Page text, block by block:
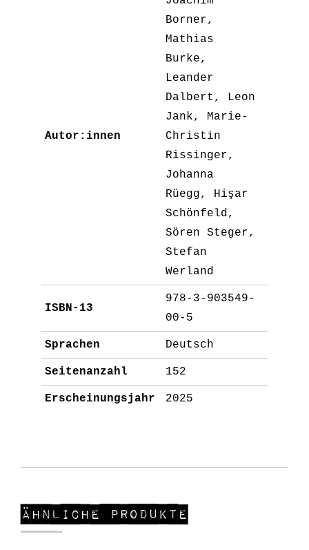
Autor:innen
Borner,
Mathias
Burke,
Leander
Dalbert, Leon
Jank, Marie-
Christin
Rissinger,
Johanna
Rüegg, Hişar
Schönfeld,
Sören Steger,
Stefan
Werland
ISBN-13
978-3-903549-
00-5
Sprachen Deutsch
Seitenanzahl 152
Erscheinungsjahr 2025
Ähnliche Produkte